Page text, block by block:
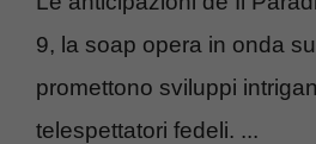
9, la soap opera in onda
promettono sviluppi
telespettatori fedeli. ...